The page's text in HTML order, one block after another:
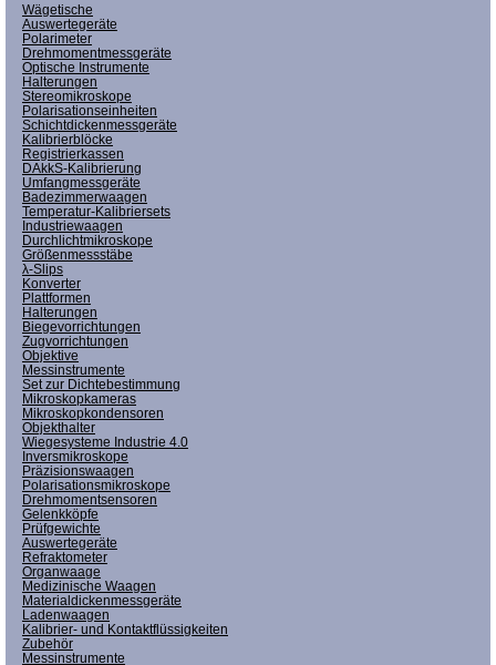
Wägetische
Auswertegeräte
Polarimeter
Drehmomentmessgeräte
Optische Instrumente
Halterungen
Stereomikroskope
Polarisationseinheiten
Schichtdickenmessgeräte
Kalibrierblöcke
Registrierkassen
DAkkS-Kalibrierung
Umfangmessgeräte
Badezimmerwaagen
Temperatur-Kalibriersets
Industriewaagen
Durchlichtmikroskope
Größenmessstäbe
λ-Slips
Konverter
Plattformen
Halterungen
Biegevorrichtungen
Zugvorrichtungen
Objektive
Messinstrumente
Set zur Dichtebestimmung
Mikroskopkameras
Mikroskopkondensoren
Objekthalter
Wiegesysteme Industrie 4.0
Inversmikroskope
Präzisionswaagen
Polarisationsmikroskope
Drehmomentsensoren
Gelenkköpfe
Prüfgewichte
Auswertegeräte
Refraktometer
Organwaage
Medizinische Waagen
Materialdickenmessgeräte
Ladenwaagen
Kalibrier- und Kontaktflüssigkeiten
Zubehör
Messinstrumente